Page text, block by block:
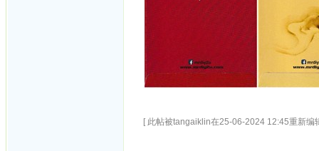
[ 此帖被tangaiklin在25-06-2024 12:45重新编